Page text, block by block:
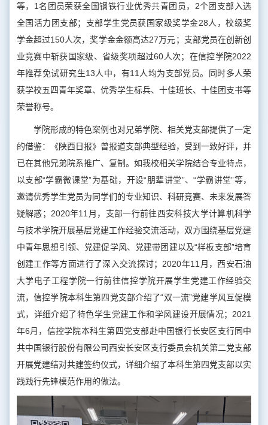
等，1名团员荣获全国钢铁行业优秀共青团员，2个团支部入选
全国活力团支部；支部学生党员获国家级奖学金28人，校级奖
学金超过150人次，奖学金金额高达27万元；支部党员在创新创
业竞赛中斩获国家级、省级奖项超过60人次；在信控学院2022
年推荐免试研究生13人中，有11人均为支部党员。同时多人荣
获学校五四青年奖章、优秀学生标兵、十佳班长、十佳团支书等
荣誉称号。
学院形成的特色案例也对兄弟学院、相关党支部提供了一定
的借鉴：《陕西日报》曾报道支部典型经验，受到一致好评，并
已在其他兄弟院系推广、复制。如我校相关学院结合专业特点，
以支部“学霸微课堂”为基础，开设“朋辈讲堂”、“学霸讲堂”等，
邀请优秀学生党员为同学们的专业知识、科研竞赛、未来发展答
疑解惑；2020年11月，支部一行前往西安科技大学计算机科学
与技术学院开展基层党建工作经验交流活动，双方围绕基层党建
中青年思想引领、党建促学风、党建带团建以及“样板支部”培育
创建工作等方面进行了深入交流探讨；2020年11月，西安石油
大学电子工程学院一行前往信控学院开展学生党建工作经验交
流，信控学院本科生第四党支部介绍了“双一流”党建学风互促模
式，详细介绍了特色学生党建工作和学风建设开展情况；2021
年6月，信控学院本科生第四党支部赴中国银行长安区支行同中
共中国银行股份有限公司西安长安区支行委员会机关第二党支部
开展党建结对共建签约仪式，详细介绍了本科生第四党支部以实
践践行先锋模范作用的做法。